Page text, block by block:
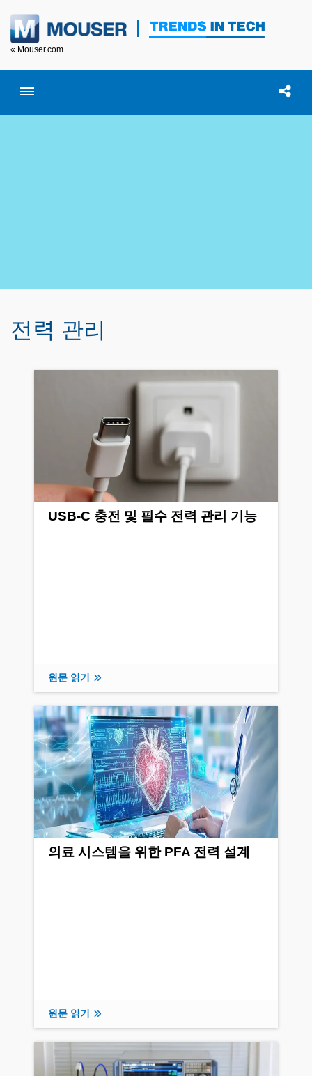
« Mouser.com
Toggle menubar Open 이
전력 관리
USB-C 충전 및 필수 전력 관리 기능
원문 읽기
의료 시스템을 위한 PFA 전력 설계
원문 읽기